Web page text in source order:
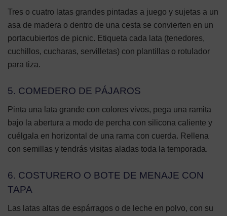
Tres o cuatro latas grandes pintadas a juego y sujetas a un
asa de madera o dentro de una cesta se convierten en un
portacubiertos de picnic. Etiqueta cada lata (tenedores,
cuchillos, cucharas, servilletas) con plantillas o rotulador
para tiza.
5. COMEDERO DE PÁJAROS
Pinta una lata grande con colores vivos, pega una ramita
bajo la abertura a modo de percha con silicona caliente y
cuélgala en horizontal de una rama con cuerda. Rellena
con semillas y tendrás visitas aladas toda la temporada.
6. COSTURERO O BOTE DE MENAJE CON
TAPA
Las latas altas de espárragos o de leche en polvo, con su